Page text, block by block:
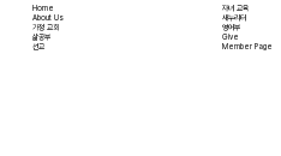
Home
About Us
​가정 교회
​삶공부
​선교
자녀 교육
새누리터
영어부
Give
Member Page